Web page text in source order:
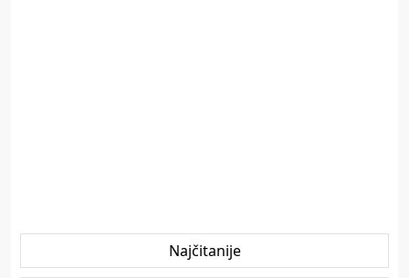
Najčitanije